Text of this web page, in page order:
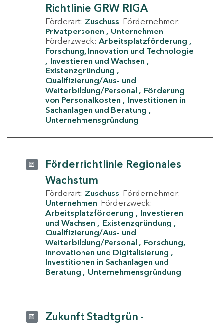
Richtlinie GRW RIGA
Förderart: Zuschuss Fördernehmer:
Privatpersonen
Unternehmen
Förderzweck: Arbeitsplatzförderung
Forschung, Innovation und Technologie
Investieren und Wachsen
Existenzgründung
Qualifizierung/Aus- und
Weiterbildung/Personal
Förderung
von Personalkosten
Investitionen in
Sachanlagen und Beratung
Unternehmensgründung
Förderrichtlinie Regionales
Wachstum
Förderart: Zuschuss Fördernehmer:
Unternehmen Förderzweck:
Arbeitsplatzförderung
Investieren
und Wachsen
Existenzgründung
Qualifizierung/Aus- und
Weiterbildung/Personal
Forschung,
Innovationen und Digitalisierung
Investitionen in Sachanlagen und
Beratung
Unternehmensgründung
Zukunft Stadtgrün -